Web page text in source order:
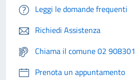
Leggi le domande frequenti
Richiedi Assistenza
Chiama il comune 02 908301
Prenota un appuntamento